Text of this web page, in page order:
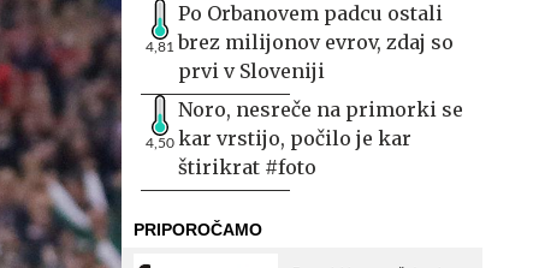
4,81
Po Orbanovem padcu ostali
brez milijonov evrov, zdaj so
prvi v Sloveniji
4,50
Noro, nesreče na primorki se
kar vrstijo, počilo je kar
štirikrat #foto